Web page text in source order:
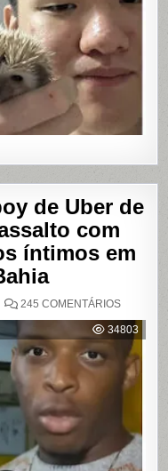
de Uber de
com
íntimos em
245 COMENTÁRIOSEM
ACUSA
DE
UBER
DE
EM
DE
VÍDEOS
ÍNTIMOS
EM
34803